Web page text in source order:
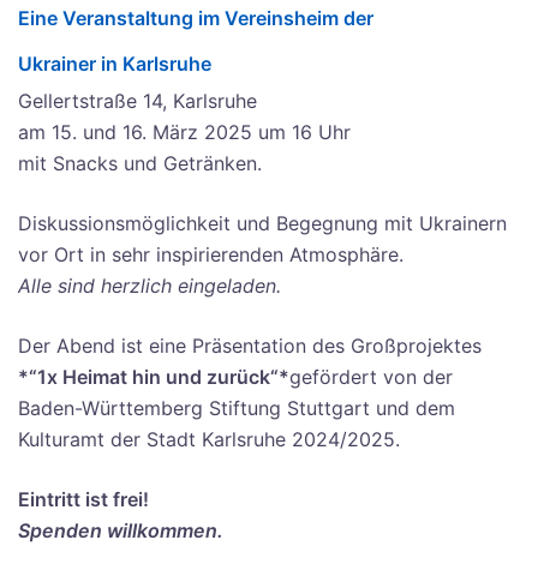
Eine Veranstaltung im Vereinsheim der
Ukrainer in Karlsruhe
Gellertstraße 14, Karlsruhe
am 15. und 16. März 2025 um 16 Uhr
mit Snacks und Getränken.
Diskussionsmöglichkeit und Begegnung mit Ukrainern
vor Ort in sehr inspirierenden Atmosphäre.
Alle sind herzlich eingeladen.
Der Abend ist eine Präsentation des Großprojektes
*“1x Heimat hin und zurück“*gefördert von der
Baden-Württemberg Stiftung Stuttgart und dem
Kulturamt der Stadt Karlsruhe 2024/2025.
Eintritt ist frei!
Spenden willkommen.